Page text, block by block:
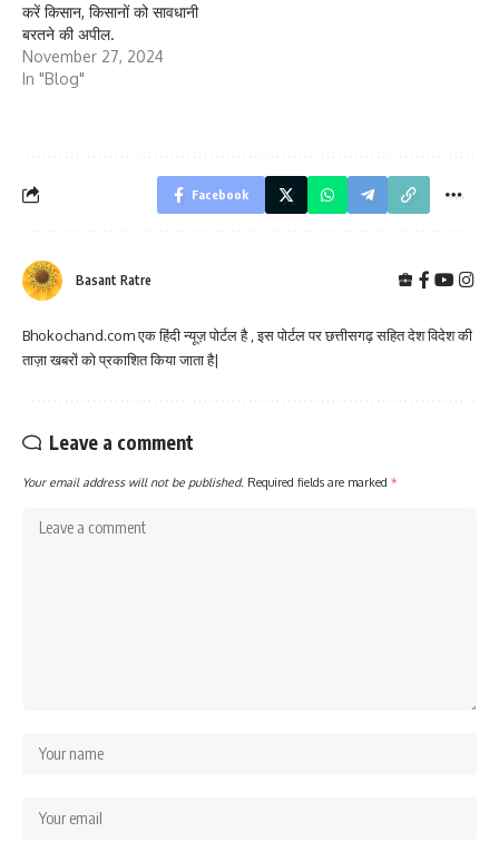
करें किसान, किसानों को सावधानी
बरतने की अपील.
November 27, 2024
In "Blog"
Facebook
Basant Ratre
Bhokochand.com एक हिंदी न्यूज़ पोर्टल है , इस पोर्टल पर छत्तीसगढ़ सहित देश विदेश की
ताज़ा खबरों को प्रकाशित किया जाता है|
Leave a comment
Your email address will not be published. Required fields are marked *